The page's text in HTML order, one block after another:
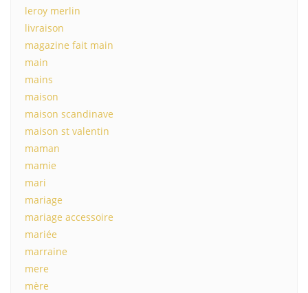
leroy merlin
livraison
magazine fait main
main
mains
maison
maison scandinave
maison st valentin
maman
mamie
mari
mariage
mariage accessoire
mariée
marraine
mere
mère